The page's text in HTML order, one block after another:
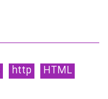
HTML
http